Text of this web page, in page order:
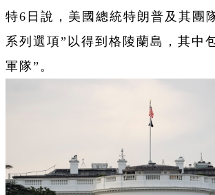
特6日說，美國總統特朗普及其團
系列選項”以得到格陵蘭島，其中
軍隊”。